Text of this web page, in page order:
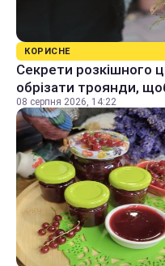
КОРИСНЕ
Секрети розкішного
обрізати троянди,
08 серпня 2026, 14:22